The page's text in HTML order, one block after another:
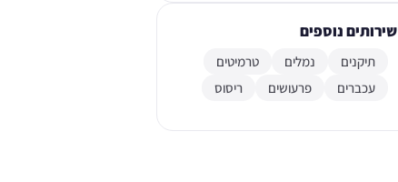
שירותים נוספים
תיקנים נמלים
טרמיטים
עכברים
פרעושים ריסוס